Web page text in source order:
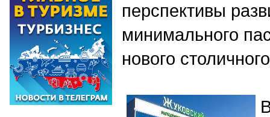
перспективы
минимального
нового